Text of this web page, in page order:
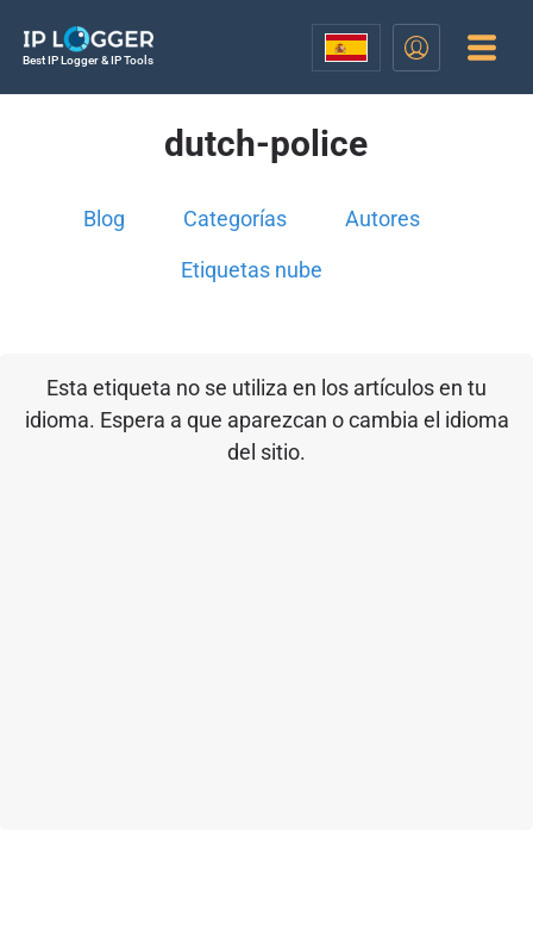
Best IP Logger & IP Tools
dutch-police
Blog Categorías Autores
Etiquetas nube